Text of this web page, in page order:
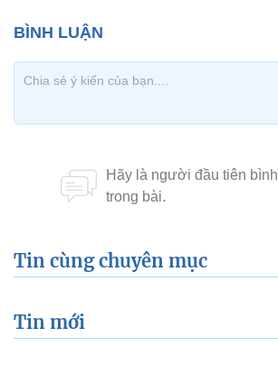
Tin cùng chuyên mục
Tin mới